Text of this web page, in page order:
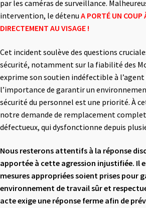
par les caméras de surveillance.
intervention, le détenu A PORTÉ UN COUP
DIRECTEMENT AU VISAGE !
Cet incident soulève des questions
sécurité, notamment sur la fiabilité des
exprime son soutien indéfectible à
l’importance de garantir un
sécurité du personnel est une priorité. À
notre demande de remplacement
défectueux, qui dysfonctionne depuis
Nous resterons attentifs à la réponse
apportée à cette agression injustifiée. Il
mesures appropriées soient prises pour
environnement de travail sûr et
acte exige une réponse ferme afin de